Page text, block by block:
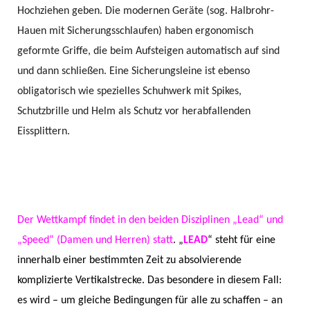
Hochziehen geben. Die modernen Geräte (sog. Halbrohr-
Hauen mit Sicherungsschlaufen) haben ergonomisch
geformte Griffe, die beim Aufsteigen automatisch auf sind
und dann schließen. Eine Sicherungsleine ist ebenso
obligatorisch wie spezielles Schuhwerk mit Spikes,
Schutzbrille und Helm als Schutz vor herabfallenden
Eissplittern.
Der Wettkampf findet in den beiden Disziplinen „Lead“ und
„Speed“ (Damen und Herren) statt. „ LEAD“ steht für eine
innerhalb einer bestimmten Zeit zu absolvierende
komplizierte Vertikalstrecke. Das besondere in diesem Fall:
es wird – um gleiche Bedingungen für alle zu schaffen – an